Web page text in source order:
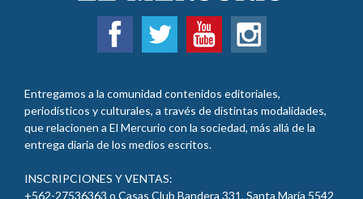
Entregamos a la comunidad contenidos editoriales,
periodísticos y culturales, a través de distintas modalidades,
que relacionen a El Mercurio con la sociedad, más allá de la
entrega diaria de los medios escritos.
INSCRIPCIONES Y VENTAS:
+562-27536363 o Casas Club Bandera 331, Santa María 5542